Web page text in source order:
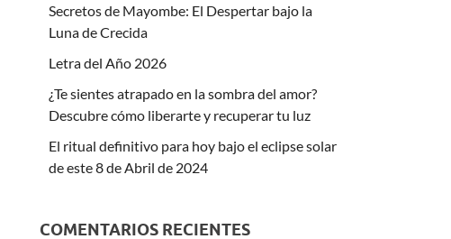
Secretos de Mayombe: El Despertar bajo la
Luna de Crecida
Letra del Año 2026
¿Te sientes atrapado en la sombra del amor?
Descubre cómo liberarte y recuperar tu luz
El ritual definitivo para hoy bajo el eclipse solar
de este 8 de Abril de 2024
COMENTARIOS RECIENTES